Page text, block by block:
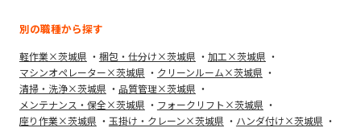
別の職種から探す
軽作業×茨城県 梱包・仕分け×茨城県
加工×茨城県
マシンオペレーター×茨城県
クリーンルーム×茨城県
清掃・洗浄×茨城県
品質管理×茨城県
メンテナンス・保全×茨城県
フォークリフト×茨城県
座り作業×茨城県
玉掛け・クレーン×茨城県
ハンダ付け×茨城県